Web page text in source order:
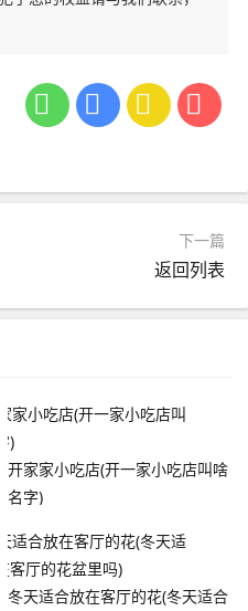
下一篇
返回列表
开家家小吃店(开一家小吃店叫啥
名字)
冬天适合放在客厅的花(冬天适合